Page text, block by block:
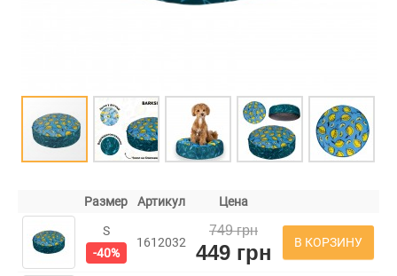
Размер Артикул Цена
S
-40%
1612032
749 грн
449 грн В КОРЗИНУ